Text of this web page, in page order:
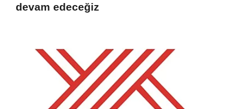
devam edeceğiz